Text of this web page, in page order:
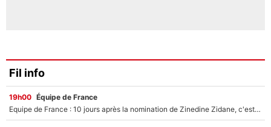
Fil info
19h00 Équipe de France
Equipe de France : 10 jours après la nomination de Zinedine Zidane, c'est au tour de son fils de prendre un nouveau départ !